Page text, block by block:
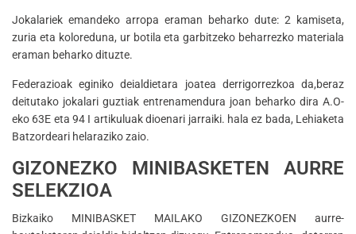
Jokalariek emandeko arropa eraman beharko dute: 2 kamiseta,
zuria eta koloreduna, ur botila eta garbitzeko beharrezko materiala
eraman beharko dituzte.
Federazioak eginiko deialdietara joatea derrigorrezkoa da,beraz
deitutako jokalari guztiak entrenamendura joan beharko dira A.O-
eko 63E eta 94 I artikuluak dioenari jarraiki. hala ez bada, Lehiaketa
Batzordeari helaraziko zaio.
GIZONEZKO MINIBASKETEN AURRE
SELEKZIOA
Bizkaiko MINIBASKET MAILAKO GIZONEZKOEN aurre-